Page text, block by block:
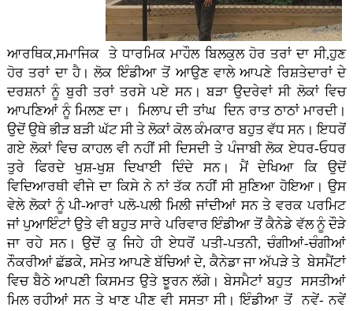
ਆਰਥਿਕ,ਸਮਾਜਿਕ ਤੇ ਧਾਰਮਿਕ ਮਾਹੌਲ ਬਿਲਕੁਲ ਹੋਰ ਤਰਾਂ ਦਾ ਸੀ,ਹੁਣ
ਹੋਰ ਤਰਾਂ ਦਾ ਹੈ। ਲੋਕ ਇੰਡੀਆ ਤੋਂ ਆਉਣ ਵਾਲੇ ਆਪਣੇ ਰਿਸ਼ਤੇਦਾਰਾਂ ਦੇ
ਦਰਸ਼ਨਾਂ ਨੂੰ ਬੁਰੀ ਤਰਾਂ ਤਰਸੇ ਪਏ ਸਨ। ਬੜਾ ਉਦਰੇਵਾਂ ਸੀ ਲੋਕਾਂ ਵਿਚ
ਆਪਣਿਆਂ ਨੂੰ ਮਿਲਣ ਦਾ। ਮਿਲਾਪ ਦੀ ਤਾਂਘ ਦਿਨ ਰਾਤ ਠਾਠਾਂ ਮਾਰਦੀ।
ਉਦੋਂ ਉਥੇ ਭੀੜ ਬੜੀ ਘੱਟ ਸੀ ਤੇ ਲੋਕਾਂ ਕੋਲ ਕੰਮਕਾਰ ਬਹੁਤ ਵੱਧ ਸਨ। ਇਧਰੋਂ
ਗਏ ਲੋਕਾਂ ਵਿਚ ਕਾਹਲ ਵੀ ਨਹੀਂ ਸੀ ਦਿਸਦੀ ਤੇ ਪੰਜਾਬੀ ਲੋਕ ਏਧਰ-ਓਧਰ
ਤੁਰੇ ਫਿਰਦੇ ਖੁਸ਼-ਖੁਸ਼ ਦਿਖਾਈ ਦਿੰਦੇ ਸਨ। ਮੈਂ ਦੇਖਿਆ ਕਿ ਉਦੋਂ
ਵਿਦਿਆਰਥੀ ਵੀਜੇ ਦਾ ਕਿਸੇ ਨੇ ਨਾਂ ਤੱਕ ਨਹੀਂ ਸੀ ਸੁਣਿਆ ਹੋਇਆ। ਉਸ
ਵੇਲੇ ਲੋਕਾਂ ਨੂੰ ਪੀ-ਆਰਾਂ ਪਲੋ-ਪਲੀ ਮਿਲੀ ਜਾਂਦੀਆਂ ਸਨ ਤੇ ਵਰਕ ਪਰਮਿਟ
ਜਾਂ ਪੁਆਇੰਟਾਂ ਉਤੇ ਵੀ ਬਹੁਤ ਸਾਰੇ ਪਰਿਵਾਰ ਇੰਡੀਆ ਤੋਂ ਕੈਨੇਡੇ ਵੱਲ ਨੂੰ ਦੌੜੇ
ਜਾ ਰਹੇ ਸਨ। ਉਦੋਂ ਕੁ ਜਿਹੇ ਹੀ ਏਧਰੋਂ ਪਤੀ-ਪਤਨੀ, ਚੰਗੀਆਂ-ਚੰਗੀਆਂ
ਨੌਕਰੀਆਂ ਛੱਡਕੇ, ਸਮੇਤ ਆਪਣੇ ਬੱਚਿਆਂ ਦੇ, ਕੈਨੇਡਾ ਜਾ ਅੱਪੜੇ ਤੇ ਬੇਸਮੈਂਟਾਂ
ਵਿਚ ਬੈਠੇ ਆਪਣੀ ਕਿਸਮਤ ਉਤੇ ਝੂਰਨ ਲੱਗੇ। ਬੇਸਮੈਟਾਂ ਬਹੁਤ ਸਸਤੀਆਂ
ਮਿਲ ਰਹੀਆਂ ਸਨ ਤੇ ਖਾਣ ਪੀਣ ਵੀ ਸਸਤਾ ਸੀ। ਇੰਡੀਆ ਤੋਂ ਨਵੇਂ- ਨਵੇਂ